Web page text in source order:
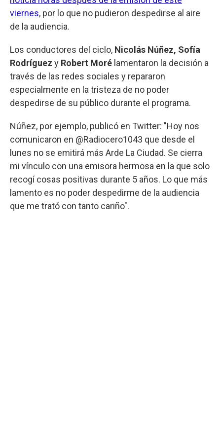
viernes, por lo que no pudieron despedirse al aire
de la audiencia.
Los conductores del ciclo, Nicolás Núñez, Sofía
Rodríguez y Robert Moré lamentaron la decisión a
través de las redes sociales y repararon
especialmente en la tristeza de no poder
despedirse de su público durante el programa.
Núñez, por ejemplo, publicó en Twitter: "Hoy nos
comunicaron en @Radiocero1043 que desde el
lunes no se emitirá más Arde La Ciudad. Se cierra
mi vínculo con una emisora hermosa en la que solo
recogí cosas positivas durante 5 años. Lo que más
lamento es no poder despedirme de la audiencia
que me trató con tanto cariño".